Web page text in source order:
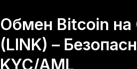
Обмен Bitcoin на
(LINK) –
KYC/AML